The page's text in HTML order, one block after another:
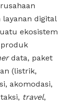
digital
ekosistem
data, paket
(listrik,
akomodasi,
travel,